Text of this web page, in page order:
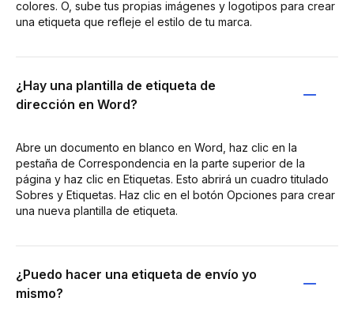
colores. O, sube tus propias imágenes y logotipos para crear
una etiqueta que refleje el estilo de tu marca.
¿Hay una plantilla de etiqueta de
dirección en Word?
Abre un documento en blanco en Word, haz clic en la
pestaña de Correspondencia en la parte superior de la
página y haz clic en Etiquetas. Esto abrirá un cuadro titulado
Sobres y Etiquetas. Haz clic en el botón Opciones para crear
una nueva plantilla de etiqueta.
¿Puedo hacer una etiqueta de envío yo
mismo?